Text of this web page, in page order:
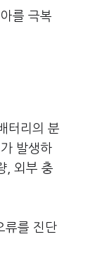
를 극복
터리의 분
발생하
, 외부 충
류를 진단